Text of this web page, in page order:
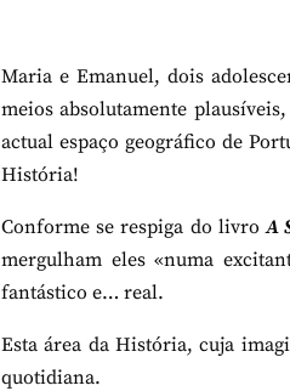
Maria e Emanuel, dois
meios absolutamente
actual espaço geográfico de
História!
Conforme se respiga do livroA
mergulham eles «numa
fantástico e… real.
Esta área da História, cuja
quotidiana.